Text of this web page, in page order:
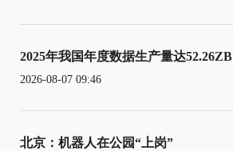
2025年我国年度数据生产量达52.26ZB
2026-08-07 09:46
北京：机器人在公园“上岗”